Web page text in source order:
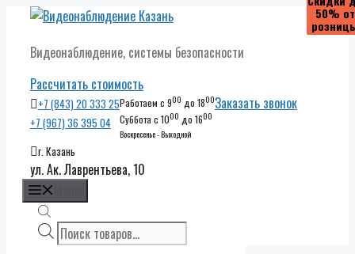
Перейти
содержимому
Видеонаблюдение, системы безопасности
Рассчитать стоимость
+7 (843) 20 333 25
+7 (967) 36 395 04
Работаем с 900 до 1800
Суббота с 1000 до 1600
Воскресенье - Выходной
Заказать звонок
г. Казань
ул. Ак. Лаврентьева, 10
Поиск
товаров
50% от
50% от
50% от
50% от